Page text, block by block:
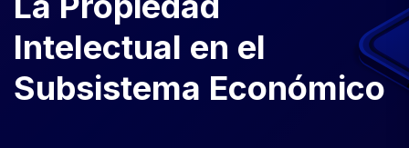
Intelectual en el
Subsistema Económico